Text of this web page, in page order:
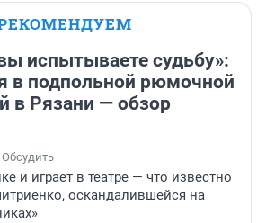
испытываете судьбу»:
в подпольной рюмочной
в Рязани — обзор
Обсудить
и играет в театре — что известно
оскандалившейся на